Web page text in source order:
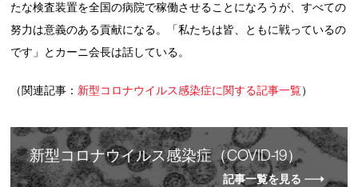
たな検査装置を全国の病院で稼働させることになろうが、すべての
努力は意義のある貢献になる。「私たちは皆、ともに戦っているの
です」とカーニ会長は話している。
（関連記事： 新型コロナウイルス感染症に関する記事一覧）
新型 コロナウイルス感染症（COVID-19）
記事一覧を見る